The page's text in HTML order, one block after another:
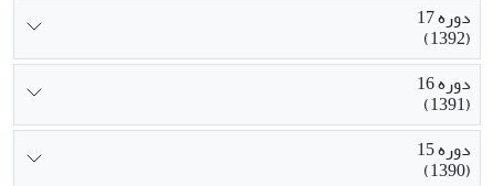
دوره 17
(1392)
دوره 16
(1391)
دوره 15
(1390)